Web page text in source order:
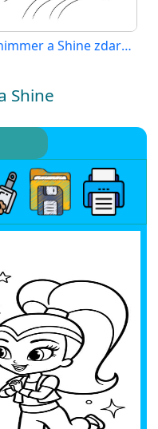
Shimmer a Shine zdarma
Shine